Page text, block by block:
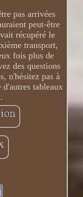
pas arrivées
peut-être
récupéré le
transport,
fois plus de
des questions
n'hésitez pas à
d'autres tableaux